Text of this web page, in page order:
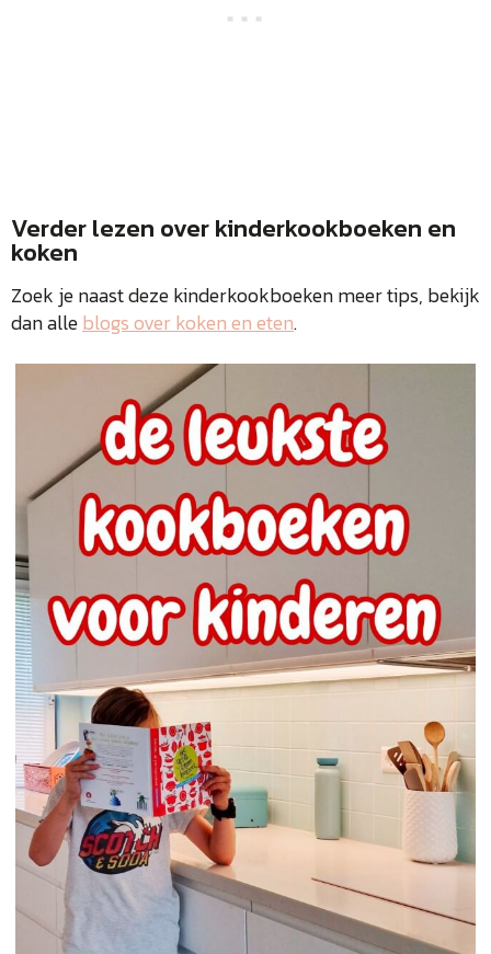
Verder lezen over kinderkookboeken en
koken
Zoek je naast deze kinderkookboeken meer tips, bekijk
dan alleblogs over koken en eten.